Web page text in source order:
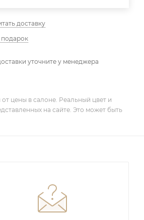
доставку
подарок
уточните у менеджера
цены в салоне. Реальный цвет и
на сайте. Это может быть